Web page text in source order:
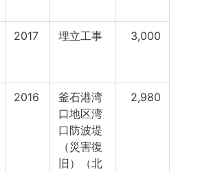
2017 埋立工事 3,000
2016
釜石港湾
口地区湾
口防波堤
（災害復
旧）（北
2,980